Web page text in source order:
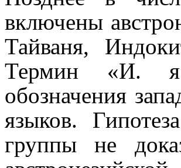
включены
Тайваня,
Термин «И.
обозначения
языков.
группы не